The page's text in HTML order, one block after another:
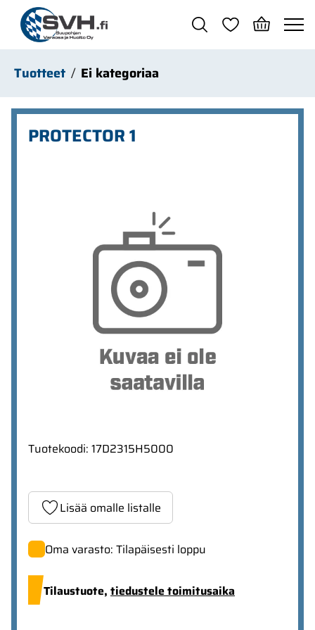
Siirry pääsisältöön
Tuotteet Ei kategoriaa
PROTECTOR 1
Tuotekoodi: 17D2315H5000
Lisää omalle listalle
Oma varasto: Tilapäisesti loppu
Tilaustuote, tiedustele toimitusaika